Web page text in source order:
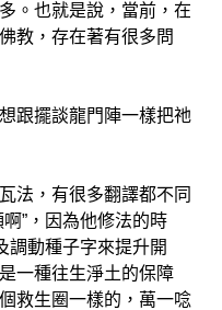
。也就是說，當前，在
教，存在著有很多問
跟擺談龍門陣一樣把祂
法，有很多翻譯都不同
”，因為他修法的時
調動種子字來提升開
一種往生淨土的保障
救生圈一樣的，萬一唸